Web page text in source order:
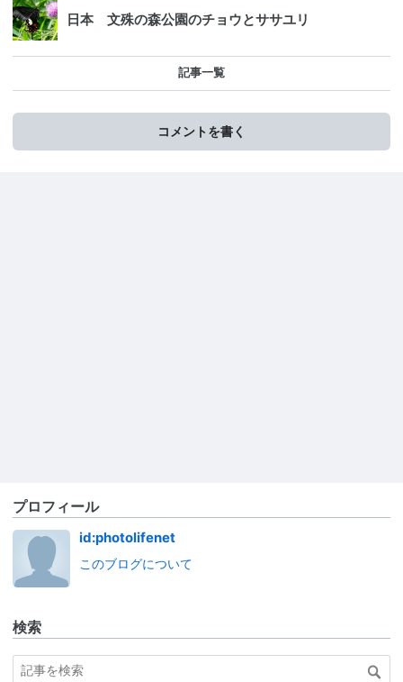
日本 文殊の森公園のチョウとササユリ
記事一覧
コメントを書く
プロフィール
id:photolifenet
このブログについて
検索